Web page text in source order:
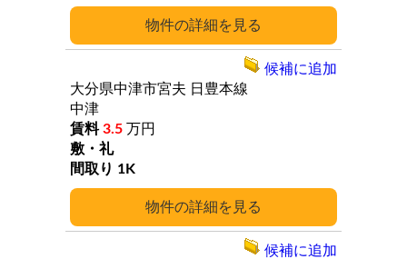
詳細
詳細
大分県中津市宮夫 日豊本線
中津
3.5 万円
1K
候補に追加
候補に追加